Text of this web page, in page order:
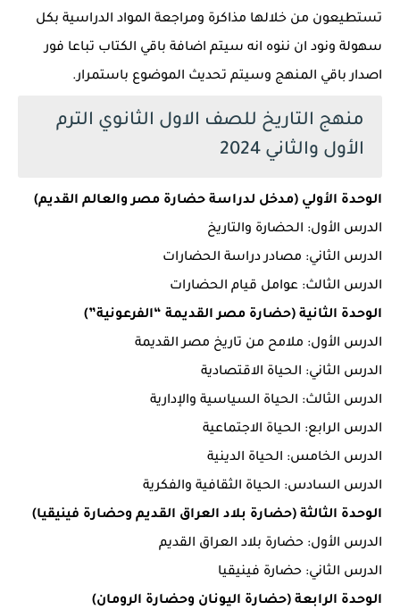
تستطيعون من خلالها مذاكرة ومراجعة المواد الدراسية بكل
سهولة ونود ان ننوه انه سيتم اضافة باقي الكتاب تباعا فور
اصدار باقي المنهج وسيتم تحديث الموضوع باستمرار.
منهج التاريخ للصف الاول الثانوي الترم
الأول والثاني 2024
الوحدة الأولي (مدخل لدراسة حضارة مصر والعالم القديم)
الدرس الأول: الحضارة والتاريخ
الدرس الثاني: مصادر دراسة الحضارات
الدرس الثالث: عوامل قيام الحضارات
الوحدة الثانية (حضارة مصر القديمة “الفرعونية”)
الدرس الأول: ملامح من تاريخ مصر القديمة
الدرس الثاني: الحياة الاقتصادية
الدرس الثالث: الحياة السياسية والإدارية
الدرس الرابع: الحياة الاجتماعية
الدرس الخامس: الحياة الدينية
الدرس السادس: الحياة الثقافية والفكرية
الوحدة الثالثة (حضارة بلاد العراق القديم وحضارة فينيقيا)
الدرس الأول: حضارة بلاد العراق القديم
الدرس الثاني: حضارة فينيقيا
الوحدة الرابعة (حضارة اليونان وحضارة الرومان)